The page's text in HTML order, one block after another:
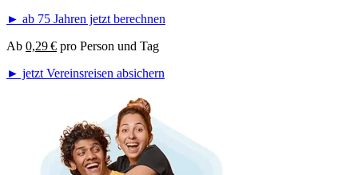
► ab 75 Jahren jetzt berechnen
Ab 0,29 € pro Person und Tag
► jetzt Vereinsreisen absichern